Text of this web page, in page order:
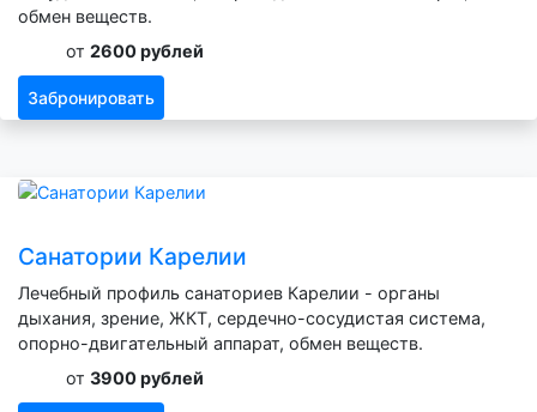
обмен веществ.
от 2600 рублей
Забронировать
Санатории Карелии
Лечебный профиль санаториев Карелии - органы
дыхания, зрение, ЖКТ, сердечно-сосудистая система,
опорно-двигательный аппарат, обмен веществ.
от 3900 рублей